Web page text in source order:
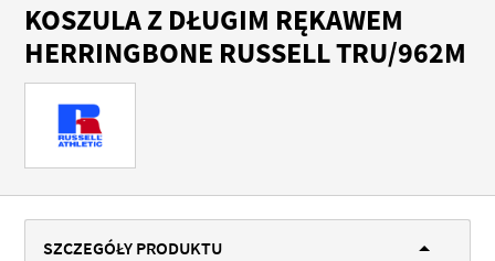
KOSZULA Z DŁUGIM RĘKAWEM
HERRINGBONE RUSSELL TRU/962M
na
początek
galerii
SZCZEGÓŁY PRODUKTU